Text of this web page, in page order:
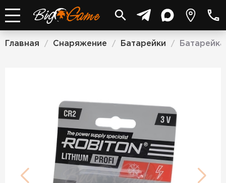
Главная / Снаряжение / Батарейки /